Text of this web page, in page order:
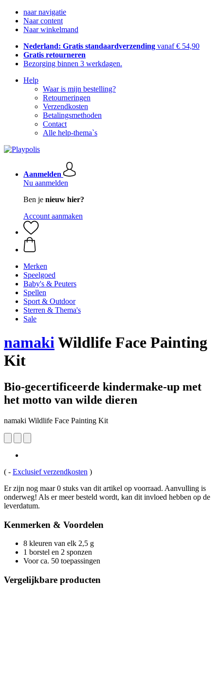
naar navigatie
Naar content
Naar winkelmand
Nederland: Gratis standaardverzending vanaf € 54,90
Gratis retourneren
Bezorging binnen 3 werkdagen.
Help
Waar is mijn bestelling?
Retourneringen
Verzendkosten
Betalingsmethoden
Contact
Alle help-thema`s
Aanmelden
Nu aanmelden
Ben je nieuw hier?
Account aanmaken
Merken
Speelgoed
Baby's & Peuters
Spellen
Sport & Outdoor
Sterren & Thema's
Sale
namakiWildlife Face Painting
Kit
Bio-gecertificeerde kindermake-up met
het motto van wilde dieren
namaki Wildlife Face Painting Kit
( - Exclusief verzendkosten )
Er zijn nog maar 0 stuks van dit artikel op voorraad. Aanvulling is
onderweg! Als er meer besteld wordt, kan dit invloed hebben op de
leverdatum.
Kenmerken & Voordelen
8 kleuren van elk 2,5 g
1 borstel en 2 sponzen
Voor ca. 50 toepassingen
Vergelijkbare producten